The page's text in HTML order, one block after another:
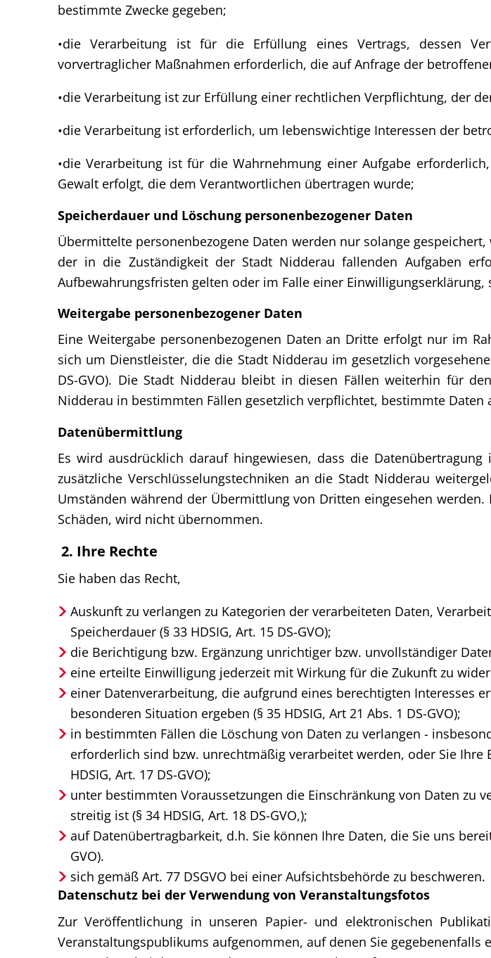
bestimmte Zwecke gege­ben;
•die Verarbeitung ist für die Erfüllung eines Vertrags, dessen
vorvertraglicher Maßnahmen erforderlich, die auf Anfrage der
•die Verarbeitung ist zur Erfüllung einer rechtlichen Verpflichtung, der
•die Verarbeitung ist erforderlich, um lebenswichtige Interessen der
•die Verarbeitung ist für die Wahrnehmung einer Aufgabe
Gewalt erfolgt, die dem Verantwortlichen übertragen wurde;
Speicherdauer und Löschung personenbezogener Daten
Übermittelte personenbezogene Daten werden nur solange
der in die Zuständigkeit der Stadt Nidderau fallenden Aufgaben
Aufbewahrungsfristen gelten oder im Falle einer
Weitergabe personenbezogener Daten
Eine Weitergabe personenbezogenen Daten an Dritte erfolgt nur im
sich um Dienstleister, die die Stadt Nidderau im gesetzlich
DS-GVO). Die Stadt Nidderau bleibt in diesen Fällen weiterhin für
Nidderau in bestimmten Fällen gesetzlich verpflichtet, bestimmte
Datenübermittlung
Es wird ausdrücklich darauf hingewiesen, dass die
zusätzliche Verschlüsselungstechniken an die Stadt Nidderau
Umständen während der Übermittlung von Dritten eingesehen
Schäden, wird nicht übernommen.
2. Ihre Rechte
Sie haben das Recht,
Auskunft zu verlangen zu Kategorien der verarbeiteten Daten,
Speicherdauer (§ 33 HDSIG, Art. 15 DS-GVO);
die Berichtigung bzw. Ergänzung unrichtiger bzw. unvollständiger
eine erteilte Einwilligung jederzeit mit Wirkung für die Zukunft zu
einer Datenverarbeitung, die aufgrund eines berechtigten Interesses
besonderen Situation ergeben (§ 35 HDSIG, Art 21 Abs. 1 DS-GVO);
in bestimmten Fällen die Löschung von Daten zu verlangen -
erforderlich sind bzw. unrechtmäßig verarbeitet werden, oder Sie
HDSIG, Art. 17 DS-GVO);
unter bestimmten Voraussetzungen die Einschränkung von Daten zu
streitig ist (§ 34 HDSIG, Art. 18 DS-GVO,);
auf Datenübertragbarkeit, d.h. Sie können Ihre Daten, die Sie uns
GVO).
sich gemäß Art. 77 DSGVO bei einer Aufsichtsbehörde zu beschweren.
Datenschutz bei der Verwendung von Veranstaltungsfotos
Zur Veröffentlichung in unseren Papier- und elektronischen
Veranstaltungspublikums aufgenommen, auf denen Sie